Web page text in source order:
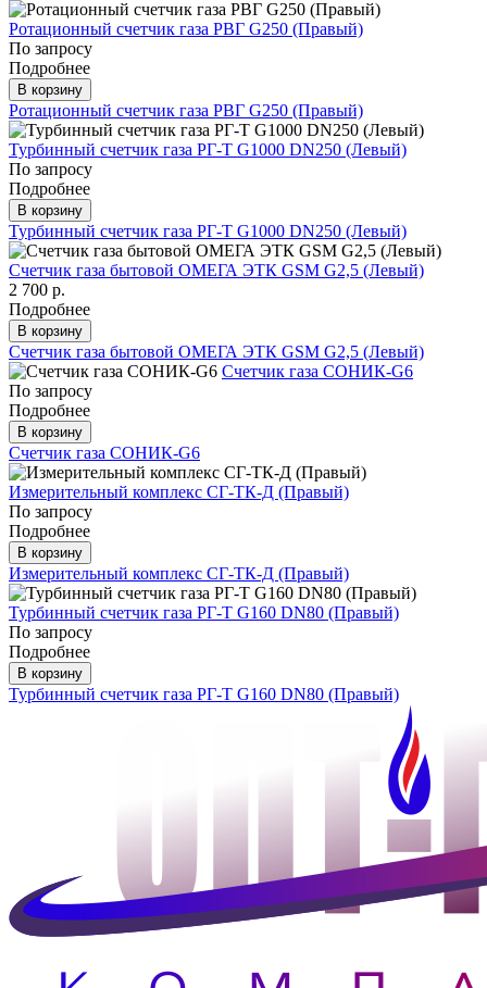
Ротационный счетчик газа РВГ G250 (Правый)
По запросу
Подробнее
В корзину
Ротационный счетчик газа РВГ G250 (Правый)
Турбинный счетчик газа РГ-Т G1000 DN250 (Левый)
По запросу
Подробнее
В корзину
Турбинный счетчик газа РГ-Т G1000 DN250 (Левый)
Счетчик газа бытовой ОМЕГА ЭТК GSM G2,5 (Левый)
2 700 р.
Подробнее
В корзину
Счетчик газа бытовой ОМЕГА ЭТК GSM G2,5 (Левый)
Счетчик газа СОНИК-G6
По запросу
Подробнее
В корзину
Счетчик газа СОНИК-G6
Измерительный комплекс СГ-ТК-Д (Правый)
По запросу
Подробнее
В корзину
Измерительный комплекс СГ-ТК-Д (Правый)
Турбинный счетчик газа РГ-Т G160 DN80 (Правый)
По запросу
Подробнее
В корзину
Турбинный счетчик газа РГ-Т G160 DN80 (Правый)